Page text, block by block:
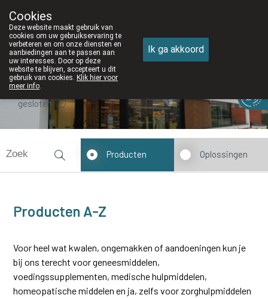
050/82 28 83
gesloten
Producten A-Z
Producten Oplossingen
Voor heel wat kwalen, ongemakken of aandoeningen kun je
bij ons terecht voor geneesmiddelen,
voedingssupplementen, medische hulpmiddelen,
homeopatische middelen en ja, zelfs voor zorghulpmiddelen
Cookies
Deze website maakt gebruik van
cookies om uw gebruikservaring te
verbeteren en om onze diensten en
aanbiedingen aan te passen aan
uw interesses. Door op deze
website te blijven, accepteert u dit
gebruik van cookies. Klik hier voor
meer info.
Ik ga akkoord